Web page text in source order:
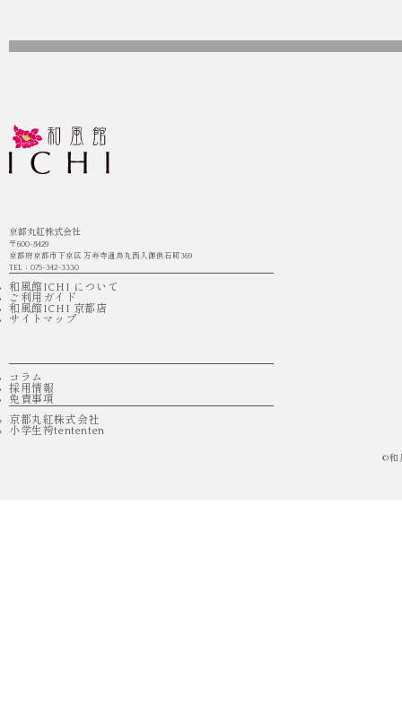
京都丸紅株式会社
〒600-8429
京都府京都市下京区 万寿寺通烏丸西入御供石町369
TEL：075-342-3330
和風館ICHI について
ご利用ガイド
和風館ICHI 京都店
サイトマップ
コラム
採用情報
免責事項
京都丸紅株式会社
小学生袴tententen
©和